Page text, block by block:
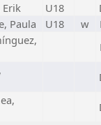
Erik U18
Paula U18 w